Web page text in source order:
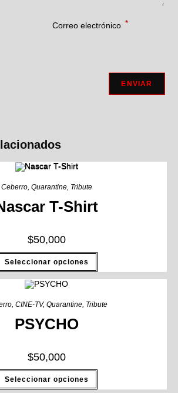
Correo electrónico *
Ceberro, Quarantine, Tribute
T-Shirt
$50,000
Seleccionar opciones
CINE-TV, Quarantine Tribute
PSYCHO
$50,000
Seleccionar opciones